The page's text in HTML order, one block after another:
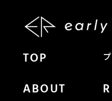
TOP
ABOUT